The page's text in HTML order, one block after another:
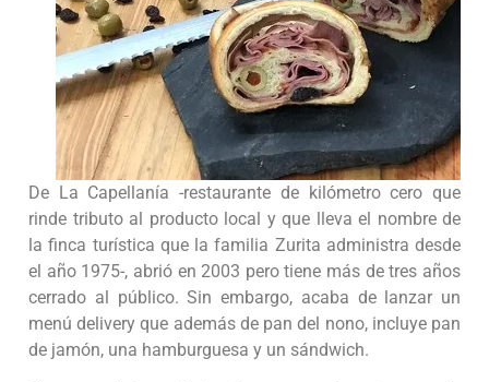
De La Capellanía -restaurante de kilómetro cero que
rinde tributo al producto local y que lleva el nombre de
la finca turística que la familia Zurita administra desde
el año 1975-, abrió en 2003 pero tiene más de tres años
cerrado al público. Sin embargo, acaba de lanzar un
menú delivery que además de pan del nono, incluye pan
de jamón, una hamburguesa y un sándwich.